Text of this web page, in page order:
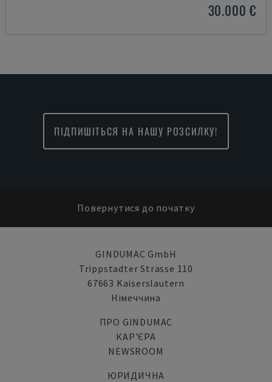
30.000 €
ПІДПИШІТЬСЯ НА НАШУ РОЗСИЛКУ!
Повернутися до початку
GINDUMAC GmbH
Trippstadter Strasse 110
67663 Kaiserslautern
Німеччина
ПРО GINDUMAC
КАР'ЄРА
NEWSROOM
ЮРИДИЧНА